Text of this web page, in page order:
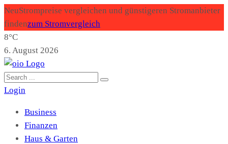
NeuStrompreise vergleichen und günstigeren Stromanbieter
findenzum Stromvergleich
8°C
6. August 2026
Login
Business
Finanzen
Haus & Garten